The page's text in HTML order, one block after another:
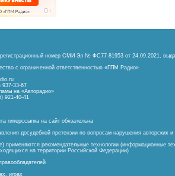
номер СМИ Эл № ФС77-81953 от 24.09.2021,
с ограниченной ответственностью «ГПМ Радио»
937-33-67
на «Авторадио»
921-40-41
гиперссылка на сайт обязательна
досудебной претензии по вопросам нарушения авторских
применяются рекомендательные технологии (информационные
на территории Российской Федерации)
играх